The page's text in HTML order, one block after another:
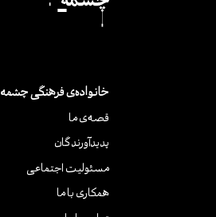
خانواده‌ی فرهنگی چشمه
قصه‌ی ما
پدیدآورندگان
مسئولیت اجتماعی
همکاری با ما